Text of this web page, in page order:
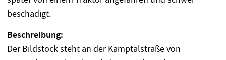
beschädigt.
Beschreibung:
Der Bildstock steht an der Kamptalstraße von